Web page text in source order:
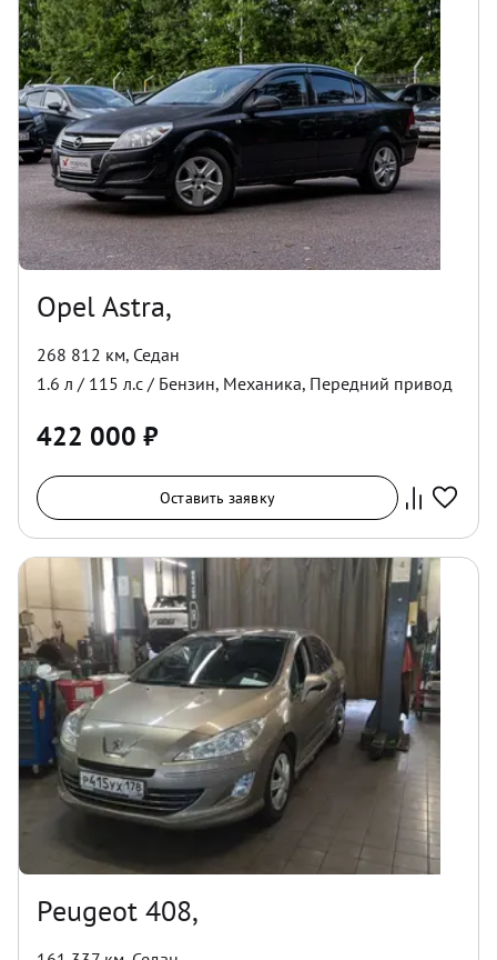
Opel Astra,
268 812 км, Седан
1.6 л / 115 л.с / Бензин, Механика, Передний привод
422 000 ₽
Оставить заявку
Peugeot 408,